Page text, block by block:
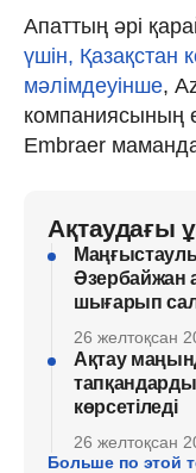
Апаттың әрі
үшін, Қазақстан
мәлімдеуінше,
компаниясының
Embraer
Ақтаудағы
Әзербайжан
шығарып
26 желтоқсан
Ақтау
көрсетіледі
26 желтоқсан
Больше по этой